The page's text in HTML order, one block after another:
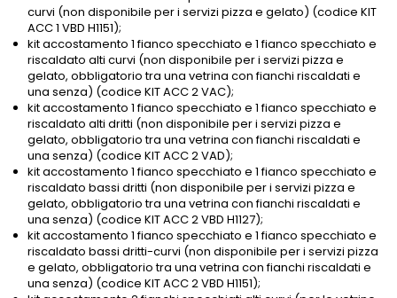
curvi (non disponibile per i servizi pizza e gelato) (codice KIT
ACC 1 VBD H1151);
kit accostamento 1 fianco specchiato e 1 fianco specchiato e
riscaldato alti curvi (non disponibile per i servizi pizza e
gelato, obbligatorio tra una vetrina con fianchi riscaldati e
una senza) (codice KIT ACC 2 VAC);
kit accostamento 1 fianco specchiato e 1 fianco specchiato e
riscaldato alti dritti (non disponibile per i servizi pizza e
gelato, obbligatorio tra una vetrina con fianchi riscaldati e
una senza) (codice KIT ACC 2 VAD);
kit accostamento 1 fianco specchiato e 1 fianco specchiato e
riscaldato bassi dritti (non disponibile per i servizi pizza e
gelato, obbligatorio tra una vetrina con fianchi riscaldati e
una senza) (codice KIT ACC 2 VBD H1127);
kit accostamento 1 fianco specchiato e 1 fianco specchiato e
riscaldato bassi dritti-curvi (non disponibile per i servizi pizza
e gelato, obbligatorio tra una vetrina con fianchi riscaldati e
una senza) (codice KIT ACC 2 VBD H1151);